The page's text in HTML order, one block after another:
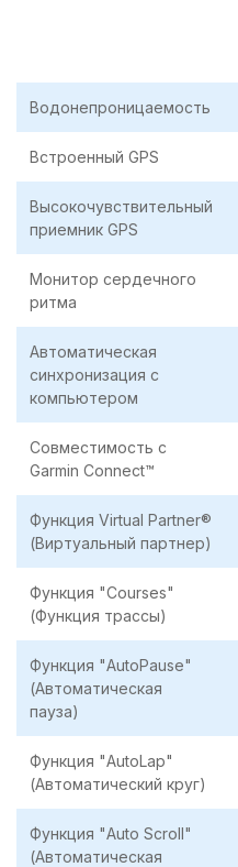
Водонепроницаемость
Встроенный GPS
Высокочувствительный
приемник GPS
Монитор сердечного
ритма
Автоматическая
синхронизация с
компьютером
Совместимость с
Garmin Connect™
Функция Virtual Partner®
(Виртуальный партнер)
Функция "Сourses"
(Функция трассы)
Функция "AutoPause"
(Автоматическая
пауза)
Функция "AutoLap"
(Автоматический круг)
Функция "Auto Scroll"
(Автоматическая